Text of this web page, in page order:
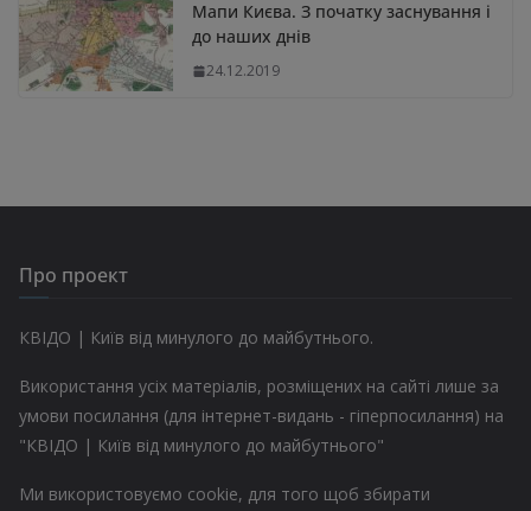
Мапи Києва. З початку заснування і
до наших днів
24.12.2019
Про проект
КВІДО | Київ від минулого до майбутнього.
Використання усіх матеріалів, розміщених на сайті лише за
умови посилання (для інтернет-видань - гіперпосилання) на
"КВІДО | Київ від минулого до майбутнього"
Ми використовуємо cookie, для того щоб збирати